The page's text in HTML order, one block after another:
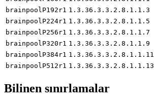
brainpoolP192r1 1.3.36.3.3.2.8.1.1.3
brainpoolP224r1 1.3.36.3.3.2.8.1.1.5
brainpoolP256r1 1.3.36.3.3.2.8.1.1.7
brainpoolP320r1 1.3.36.3.3.2.8.1.1.9
brainpoolP384r1 1.3.36.3.3.2.8.1.1.11
brainpoolP512r1 1.3.36.3.3.2.8.1.1.13
Bilinen sınırlamalar